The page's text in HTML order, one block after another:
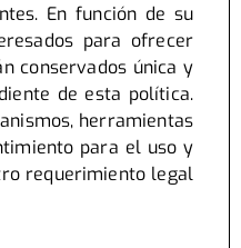
En función de su
para ofrecer
conservados única y
de esta política.
herramientas
para el uso y
requerimiento legal